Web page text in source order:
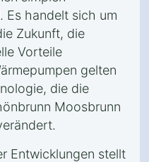
Es handelt sich um
Zukunft, die
Vorteile
gelten
die die
Moosbrunn
Entwicklungen stellt